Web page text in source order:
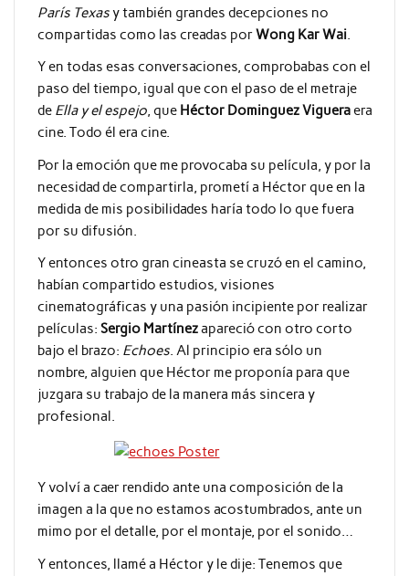
París Texasy también grandes decepciones no
compartidas como las creadas porWong Kar Wai.
Y en todas esas conversaciones, comprobabas con el
paso del tiempo, igual que con el paso de el metraje
de Ella y el espejo, que Héctor Dominguez Vigueraera
cine. Todo él era cine.
Por la emoción que me provocaba su película, y por la
necesidad de compartirla, prometí a Héctor que en la
medida de mis posibilidades haría todo lo que fuera
por su difusión.
Y entonces otro gran cineasta se cruzó en el camino,
habían compartido estudios, visiones
cinematográficas y una pasión incipiente por realizar
películas: Sergio Martínezapareció con otro corto
bajo el brazo: Echoes. Al principio era sólo un
nombre, alguien que Héctor me proponía para que
juzgara su trabajo de la manera más sincera y
profesional.
Y volví a caer rendido ante una composición de la
imagen a la que no estamos acostumbrados, ante un
mimo por el detalle, por el montaje, por el sonido…
Y entonces, llamé a Héctor y le dije: Tenemos que